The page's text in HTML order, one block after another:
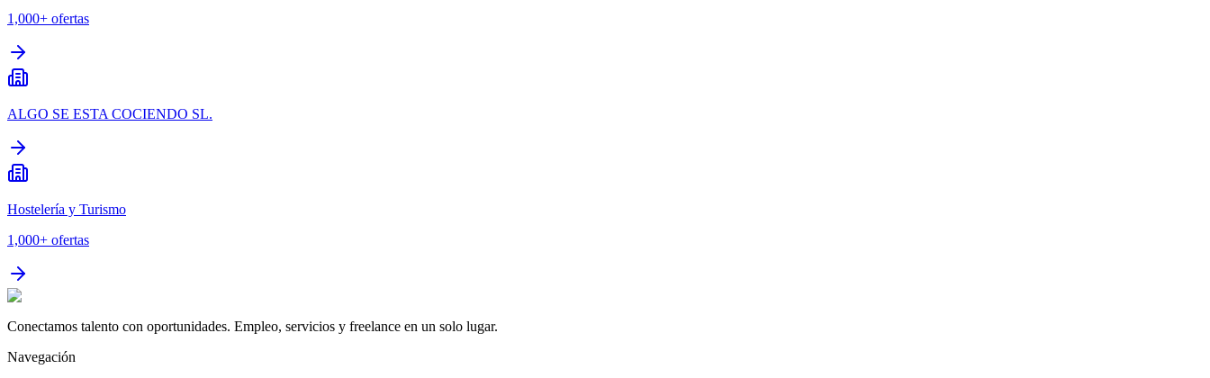
1,000+ ofertas
ALGO SE ESTA COCIENDO SL.
Hostelería y Turismo
1,000+ ofertas
Conectamos talento con oportunidades. Empleo, servicios y freelance en un solo lugar.
Navegación